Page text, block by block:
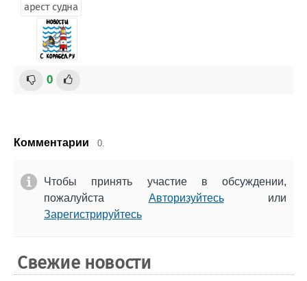
арест судна
0
Комментарии 0.
Чтобы принять участие в обсуждении,
пожалуйста Авторизуйтесьили
Зарегистрируйтесь
Свежие новости